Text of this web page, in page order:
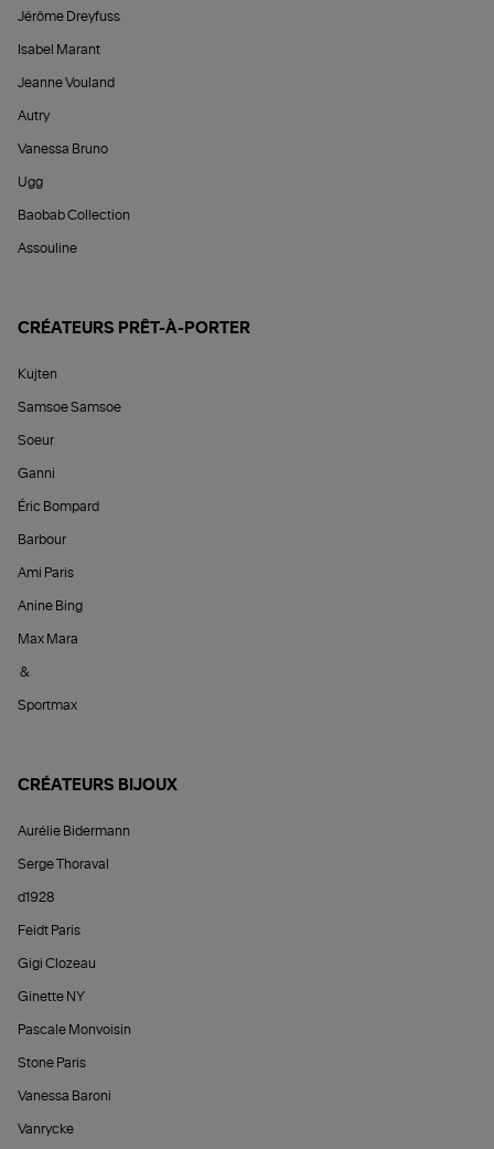
Jérôme Dreyfuss
Isabel Marant
Jeanne Vouland
Autry
Vanessa Bruno
Ugg
Baobab Collection
Assouline
CRÉATEURS PRÊT-À-PORTER
Kujten
Samsoe Samsoe
Soeur
Ganni
Éric Bompard
Barbour
Ami Paris
Anine Bing
Max Mara
&
Sportmax
CRÉATEURS BIJOUX
Aurélie Bidermann
Serge Thoraval
d1928
Feidt Paris
Gigi Clozeau
Ginette NY
Pascale Monvoisin
Stone Paris
Vanessa Baroni
Vanrycke